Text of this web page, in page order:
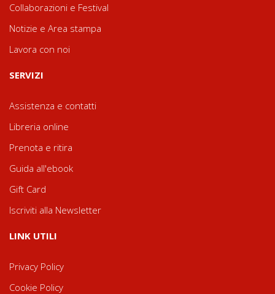
Collaborazioni e Festival
Notizie e Area stampa
Lavora con noi
SERVIZI
Assistenza e contatti
Libreria online
Prenota e ritira
Guida all'ebook
Gift Card
Iscriviti alla Newsletter
LINK UTILI
Privacy Policy
Cookie Policy